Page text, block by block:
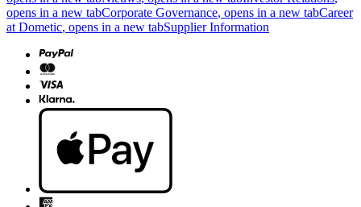
opens in a new tabCorporate Governance, opens in a new tabCareer
at Dometic, opens in a new tabSupplier Information